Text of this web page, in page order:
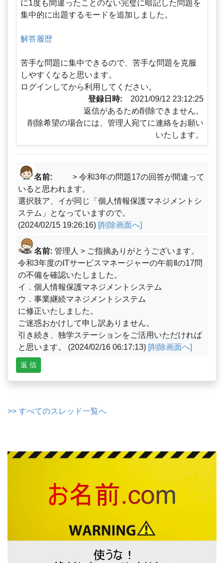
に1度も間違ったことのない完璧に暗記した問題を
集中的に出題するモードを追加しました。
解答履歴
苦手な問題に集中できるので、苦手な問題を克服
しやすくなると思います。
ログインしてから利用してください。
登録日時: 2021/09/12 23:12:25
返信があるため削除できません。
削除希望の場合には、管理人宛てに連絡をお願い
いたします。
名前:
> 令和3年の問題17の回答が間違って
いると思われます。
選択肢ア、イが同じ「個人情報保護マネジメントシ
ステム」となっていますので。
(2024/02/15 19:26:16) [削除画面へ]
名前: 管理人 > ご指摘ありがとうございます。
令和3年度のITサービスマネージャーの午前Ⅱの17問
の不備を確認いたしました。
イ．個人情報保護マネジメントシステム
ウ．事業継続マネジメントシステム
に修正いたしました。
ご迷惑おかけして申し訳ありません。
引き続き、独学ステーションをご活用いただければ
と思います。 (2024/02/16 06:17:13) [削除画面へ]
返 信
>> すべてのスレッド一覧へ